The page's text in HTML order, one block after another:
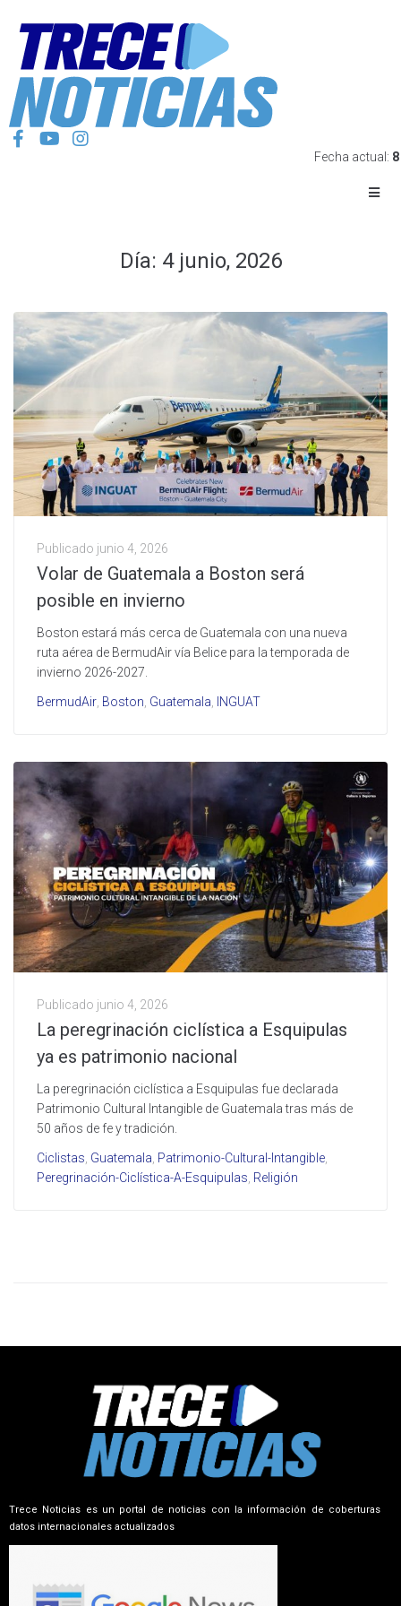
Fecha actual:
Día: 4 junio, 2026
Publicado junio 4, 2026
Volar de Guatemala a Boston será
posible en invierno
Boston estará más cerca de Guatemala con una nueva
ruta aérea de BermudAir vía Belice para la temporada de
invierno 2026-2027.
BermudAir Boston Guatemala INGUAT
Publicado junio 4, 2026
La peregrinación ciclística a Esquipulas
ya es patrimonio nacional
La peregrinación ciclística a Esquipulas fue declarada
Patrimonio Cultural Intangible de Guatemala tras más de
50 años de fe y tradición.
Ciclistas Guatemala Patrimonio-Cultural-Intangible
Peregrinación-Ciclística-A-Esquipulas Religión
Trece Noticias es un portal de noticias con la información de coberturas
datos internacionales actualizados